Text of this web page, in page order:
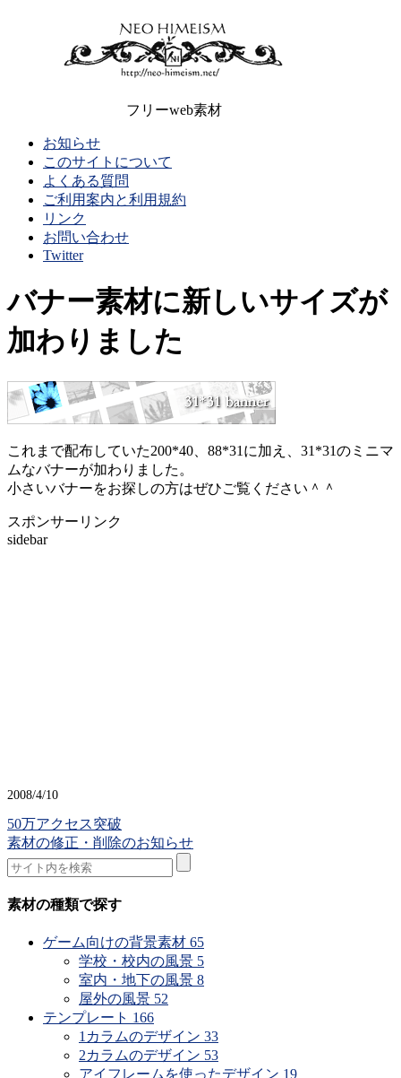
フリーweb素材
お知らせ
このサイトについて
よくある質問
ご利用案内と利用規約
リンク
お問い合わせ
Twitter
バナー素材に新しいサイズが
加わりました
これまで配布していた200*40、88*31に加え、31*31のミニマ
ムなバナーが加わりました。
小さいバナーをお探しの方はぜひご覧ください＾＾
スポンサーリンク
sidebar
2008/4/10
50万アクセス突破
素材の修正・削除のお知らせ
素材の種類で探す
ゲーム向けの背景素材 65
学校・校内の風景 5
室内・地下の風景 8
屋外の風景 52
テンプレート 166
1カラムのデザイン 33
2カラムのデザイン 53
アイフレームを使ったデザイン 19